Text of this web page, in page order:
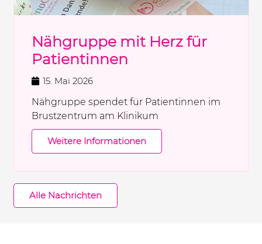
Nähgruppe mit Herz für
Patientinnen
15. Mai 2026
Nähgruppe spendet für Patientinnen im
Brustzentrum am Klinikum
Weitere Informationen
Alle Nachrichten